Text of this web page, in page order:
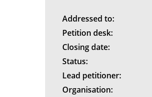
Addressed to:
Petition desk:
Closing date:
Status:
Lead petitioner:
Organisation: